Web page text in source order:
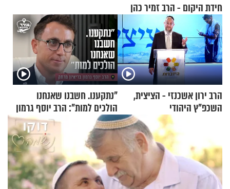
חידת היקום - הרב זמיר כהן
הרב ירון אשכנזי - הציצית,
השכפ"ץ היהודי
"נתקענו. חשבנו שאנחנו
הולכים למות": הרב יוסף גרמון
בריאיון מרתק